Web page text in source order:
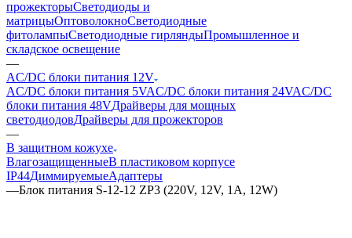
прожекторыСветодиоды и
матрицыОптоволокноСветодиодные
фитолампыСветодиодные гирляндыПромышленное и
складское освещение
—
AC/DC блоки питания 12V
AC/DC блоки питания 5VAC/DC блоки питания 24VAC/DC
блоки питания 48VДрайверы для мощных
светодиодовДрайверы для прожекторов
—
В защитном кожухе
ВлагозащищенныеВ пластиковом корпусе
IP44ДиммируемыеАдаптеры
—Блок питания S-12-12 ZP3 (220V, 12V, 1A, 12W)